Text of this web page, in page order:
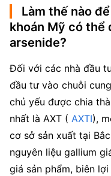
Làm thế nào
khoán Mỹ có thể
arsenide?
Đối với các nhà đầu
đầu tư vào chuỗi
chủ yếu được chia
nhất là AXT ( AXTI),
cơ sở sản xuất tại
nguyên liệu gallium
giá sản phẩm, biên